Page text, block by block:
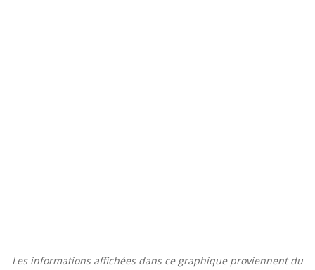
Les informations affichées dans ce graphique proviennent du